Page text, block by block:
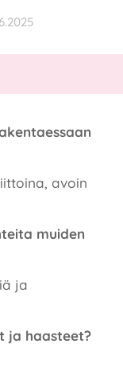
avoin
muiden
ja
ja haasteet?